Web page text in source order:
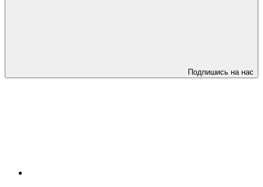
Подпишись на нас